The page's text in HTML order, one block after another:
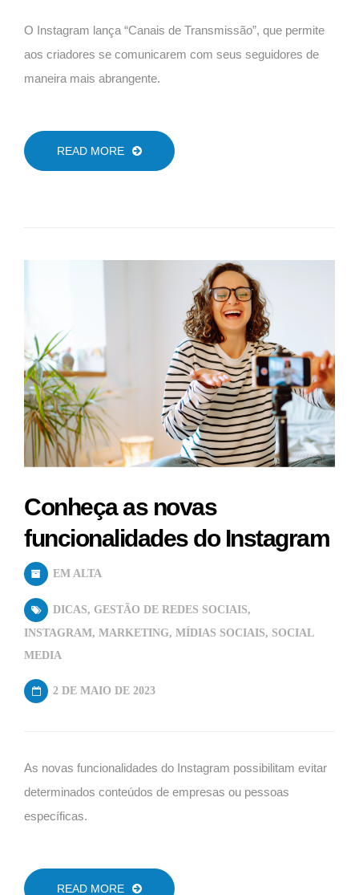
O Instagram lança “Canais de Transmissão”, que permite
aos criadores se comunicarem com seus seguidores de
maneira mais abrangente.
READ MORE
Conheça as novas
funcionalidades do Instagram
EM ALTA
DICAS, GESTÃO DE REDES SOCIAIS,
INSTAGRAM, MARKETING, MÍDIAS SOCIAIS, SOCIAL
MEDIA
2 DE MAIO DE 2023
As novas funcionalidades do Instagram possibilitam evitar
determinados conteúdos de empresas ou pessoas
específicas.
READ MORE